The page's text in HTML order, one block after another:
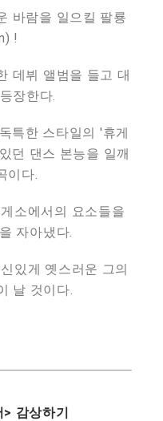
바람을 일으킬 팔룡
!
데뷔 앨범을 들고 대
장한다.
특한 스타일의 '휴게
던 댄스 본능을 일깨
이다.
소에서의 요소들을
자아냈다.
있게 옛스러운 그의
날 것이다.
감상하기